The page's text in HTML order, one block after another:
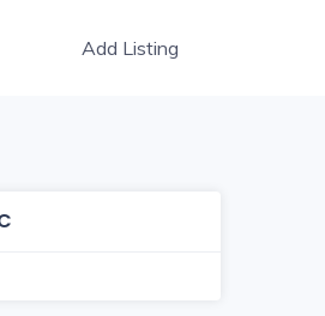
Add Listing